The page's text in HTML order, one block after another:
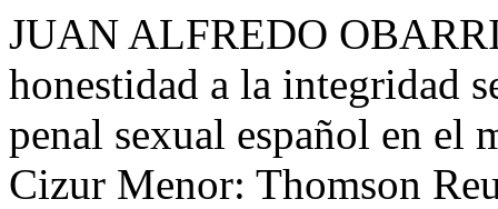
JUAN ALFREDO
honestidad a la integridad
penal sexual español en el
Cizur Menor: Thomson